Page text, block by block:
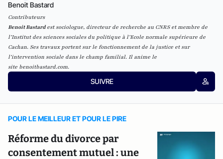
Benoit Bastard
Contributeurs
Benoit Bastardest sociologue, directeur de recherche au CNRS et membre de
l’Institut des sciences sociales du politique à l’Ecole normale supérieure de
Cachan. Ses travaux portent sur le fonctionnement de la justice et sur
l’intervention sociale dans le champ familial. Il anime le
site benoitbastard.com.
SUIVRE
POUR LE MEILLEUR ET POUR LE PIRE
Réforme du divorce par
consentement mutuel : une